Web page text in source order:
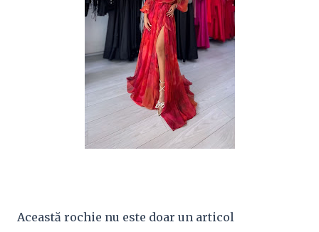
Această rochie nu este doar un articol